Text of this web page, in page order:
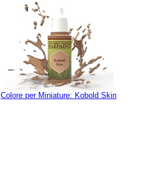
Colore per Miniature: Kobold Skin